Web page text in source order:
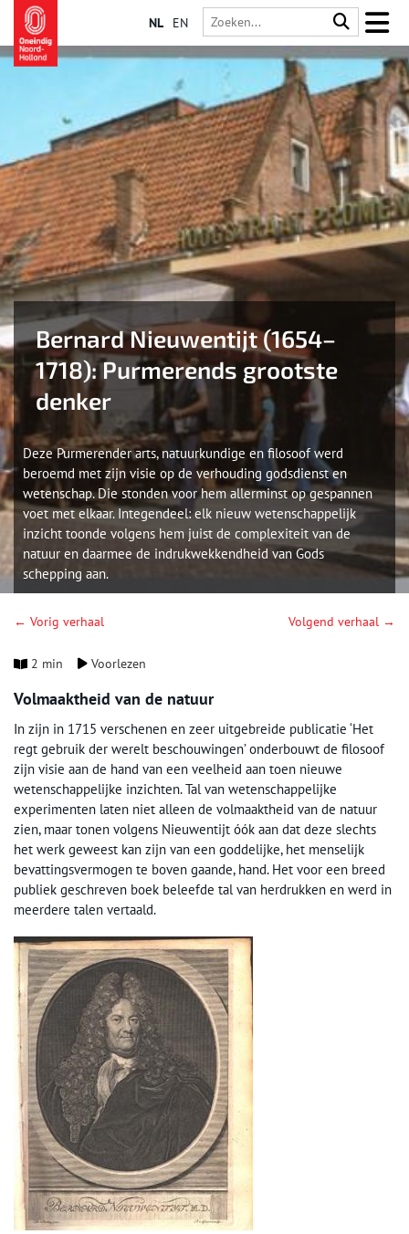
NL EN
Bernard Nieuwentijt (1654–
1718): Purmerends grootste
denker
Deze Purmerender arts, natuurkundige en filosoof werd
beroemd met zijn visie op de verhouding godsdienst en
wetenschap. Die stonden voor hem allerminst op gespannen
voet met elkaar. Integendeel: elk nieuw wetenschappelijk
inzicht toonde volgens hem juist de complexiteit van de
natuur en daarmee de indrukwekkendheid van Gods
schepping aan.
← Vorig verhaal Volgend verhaal →
2 min Voorlezen
Volmaaktheid van de natuur
In zijn in 1715 verschenen en zeer uitgebreide publicatie ‘Het
regt gebruik der werelt beschouwingen’ onderbouwt de filosoof
zijn visie aan de hand van een veelheid aan toen nieuwe
wetenschappelijke inzichten. Tal van wetenschappelijke
experimenten laten niet alleen de volmaaktheid van de natuur
zien, maar tonen volgens Nieuwentijt óók aan dat deze slechts
het werk geweest kan zijn van een goddelijke, het menselijk
bevattingsvermogen te boven gaande, hand. Het voor een breed
publiek geschreven boek beleefde tal van herdrukken en werd in
meerdere talen vertaald.